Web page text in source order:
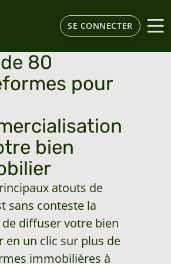
SE CONNECTER
80
pour
bien
atouts de
sans conteste la
diffuser votre bien
en un clic sur plus de
immobilières à